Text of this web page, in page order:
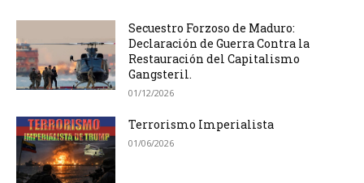
Secuestro Forzoso de Maduro:
Declaración de Guerra Contra la
Restauración del Capitalismo
Gangsteril.
01/12/2026
Terrorismo Imperialista
01/06/2026